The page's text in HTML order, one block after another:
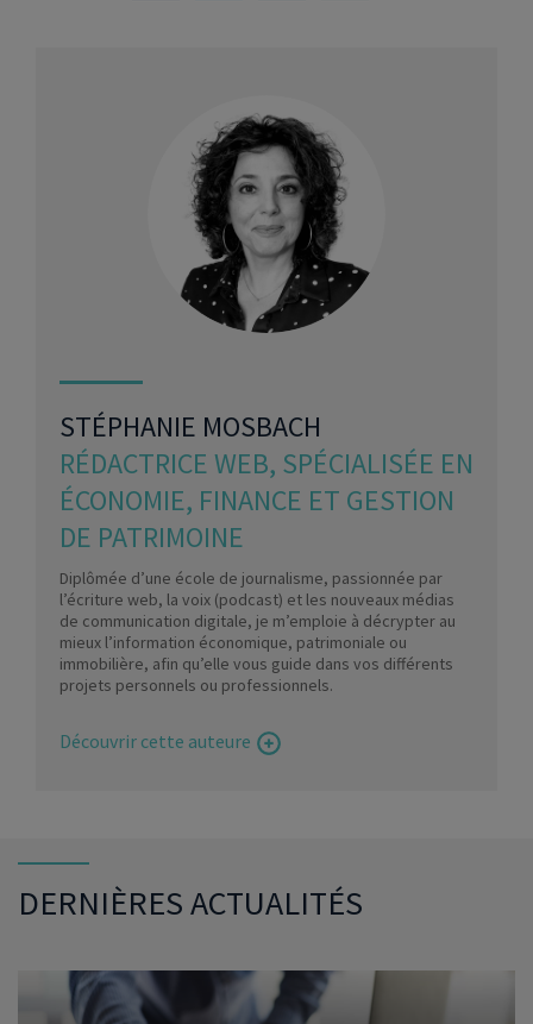
STÉPHANIE MOSBACH
RÉDACTRICE WEB, SPÉCIALISÉE EN
ÉCONOMIE, FINANCE ET GESTION
DE PATRIMOINE
Diplômée d’une école de journalisme, passionnée par
l’écriture web, la voix (podcast) et les nouveaux médias
de communication digitale, je m’emploie à décrypter au
mieux l’information économique, patrimoniale ou
immobilière, afin qu’elle vous guide dans vos différents
projets personnels ou professionnels.
Découvrir cette auteure
DERNIÈRES ACTUALITÉS